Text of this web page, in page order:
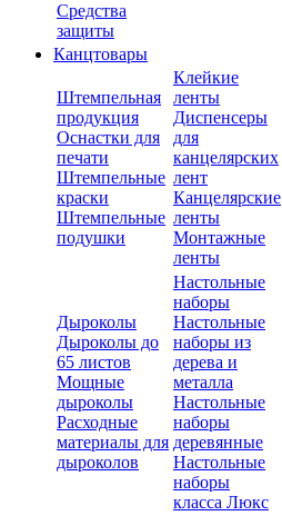
Средства
защиты
Канцтовары
Штемпельная
продукция
Оснастки для
печати
Штемпельные
краски
Штемпельные
подушки
Клейкие
ленты
Диспенсеры
для
канцелярских
лент
Канцелярские
ленты
Монтажные
ленты
Дыроколы
Дыроколы до
65 листов
Мощные
дыроколы
Расходные
материалы для
дыроколов
Настольные
наборы
Настольные
наборы из
дерева и
металла
Настольные
наборы
деревянные
Настольные
наборы
класса Люкс